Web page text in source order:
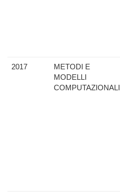
2017
METODI E
MODELLI
COMPUTAZIONALI